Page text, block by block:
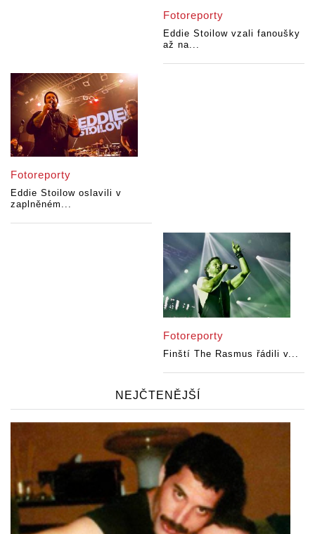
Fotoreporty
Eddie Stoilow vzali fanoušky
až na...
Fotoreporty
Eddie Stoilow oslavili v
zaplněném...
Fotoreporty
Finští The Rasmus řádili v...
NEJČTENĚJŠÍ